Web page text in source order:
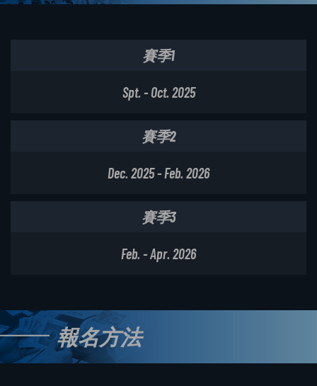
賽季1
Spt. - Oct. 2025
賽季2
Dec. 2025 - Feb. 2026
賽季3
Feb. - Apr. 2026
報名方法